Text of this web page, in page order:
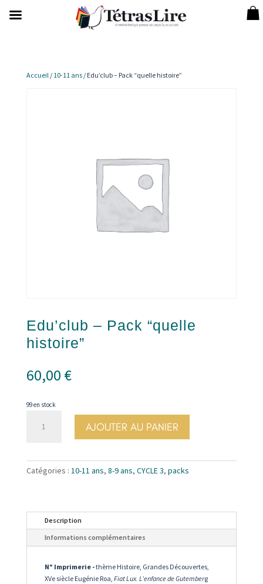
Accueil/ 10-11 ans/ Edu’club – Pack “quelle histoire”
Edu’club – Pack “quelle
histoire”
60,00 €
99 en stock
Pack
"quelle
AJOUTER AU PANIER
Catégories : 10-11 ans, 8-9 ans, CYCLE 3, packs
Description
Informations complémentaires
N° Imprimerie -thème Histoire, Grandes Découvertes,
XVe siècle Eugénie Roa, Fiat Lux. L’enfance de Gutemberg